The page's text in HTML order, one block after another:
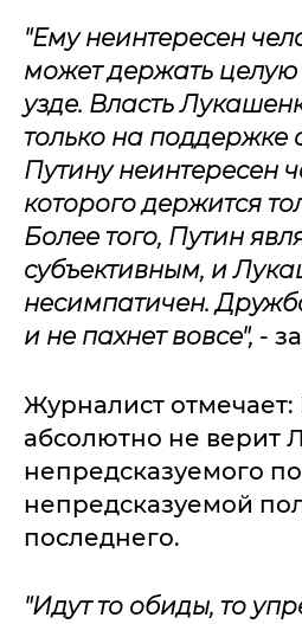
"Ему неинтересен
может держать целую
узде. Власть
только на поддержке
Путину неинтересен
которого держится
Более того, Путин
субъективным, и
несимпатичен.
и не пахнет вовсе", -
Журналист отмечает:
абсолютно не верит
непредсказуемого
непредсказуемой
последнего.
"Идут то обиды, то